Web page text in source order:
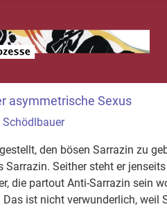
asymmetrische Sexus
Schödlbauer
den bösen Sarrazin zu
Sarrazin. Seither steht er
die partout Anti-Sarrazin sein
ist nicht verwunderlich, weil